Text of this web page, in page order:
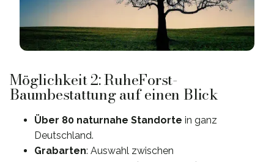
Möglichkeit 2: RuheForst-
Baumbestattung auf einen Blick
Über 80 naturnahe Standorte in ganz
Deutschland.
Grabarten: Auswahl zwischen